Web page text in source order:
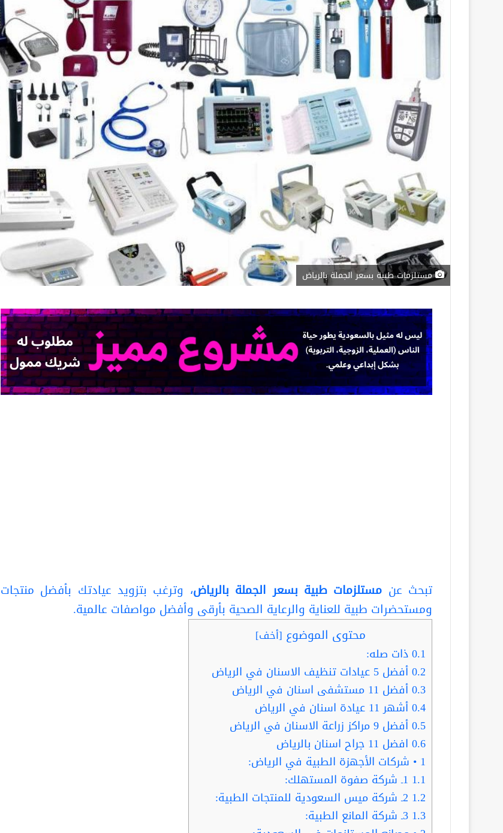
مستلزمات طبية بسعر الجملة بالرياض
تبحث عن مستلزمات طبية بسعر الجملة بالرياض، وترغب بتزويد عيادتك بأفضل منتجات
ومستحضرات طبية للعناية والرعاية الصحية بأرقى وأفضل مواصفات عالمية.
محتوى الموضوع [أخف]
0.1ذات صله:
0.2أفضل 5 عيادات تنظيف الاسنان في الرياض
0.3أفضل 11 مستشفى اسنان في الرياض
0.4أشهر 11 عيادة اسنان في الرياض
0.5أفضل 9 مراكز زراعة الاسنان في الرياض
0.6 افضل 11 جراح اسنان بالرياض
1 • شركات الأجهزة الطبية في الرياض:
1.1
1.2
1.3